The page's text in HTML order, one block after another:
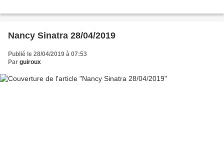
Nancy Sinatra 28/04/2019
Publié le 28/04/2019 à 07:53
Par guiroux